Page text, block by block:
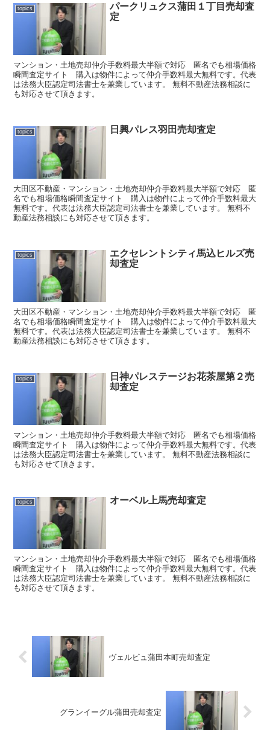
topics
パークリュクス蒲田１丁目売却査
定
マンション・土地売却仲介手数料最大半額で対応 匿名でも相場価格
瞬間査定サイト 購入は物件によって仲介手数料最大無料です。代表
は法務大臣認定司法書士を兼業しています。 無料不動産法務相談に
も対応させて頂きます。
topics 日興パレス羽田売却査定
大田区不動産・マンション・土地売却仲介手数料最大半額で対応 匿
名でも相場価格瞬間査定サイト 購入は物件によって仲介手数料最大
無料です。代表は法務大臣認定司法書士を兼業しています。 無料不
動産法務相談にも対応させて頂きます。
topics
エクセレントシティ馬込ヒルズ売
却査定
大田区不動産・マンション・土地売却仲介手数料最大半額で対応 匿
名でも相場価格瞬間査定サイト 購入は物件によって仲介手数料最大
無料です。代表は法務大臣認定司法書士を兼業しています。 無料不
動産法務相談にも対応させて頂きます。
topics
日神パレステージお花茶屋第２売
却査定
マンション・土地売却仲介手数料最大半額で対応 匿名でも相場価格
瞬間査定サイト 購入は物件によって仲介手数料最大無料です。代表
は法務大臣認定司法書士を兼業しています。 無料不動産法務相談に
も対応させて頂きます。
topics オーベル上馬売却査定
マンション・土地売却仲介手数料最大半額で対応 匿名でも相場価格
瞬間査定サイト 購入は物件によって仲介手数料最大無料です。代表
は法務大臣認定司法書士を兼業しています。 無料不動産法務相談に
も対応させて頂きます。
ヴェルビュ蒲田本町売却査定
グランイーグル蒲田売却査定